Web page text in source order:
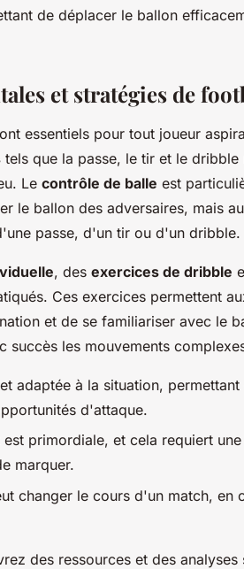
de déplacer le ballon
et stratégies de
essentiels pour tout joueur
tels que la passe, le tir et le dribble
Le contrôle de balle est
le ballon des adversaires, mais
passe, d'un tir ou d'un dribble.
, des exercices de dribble
Ces exercices permettent
et de se familiariser avec le
succès les mouvements
adaptée à la situation, permettant
d'attaque.
primordiale, et cela requiert
marquer.
changer le cours d'un match, en
des ressources et des analyses